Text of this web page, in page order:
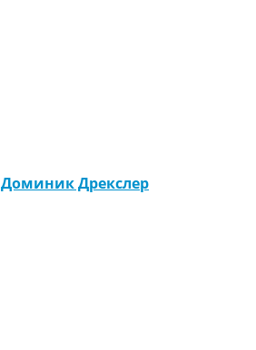
Доминик Дрекслер